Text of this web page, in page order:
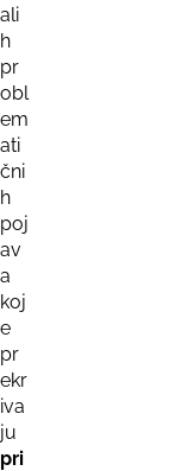
ali
h
pr
obl
em
ati
čni
h
poj
av
a
koj
e
pr
ekr
iva
ju
pri